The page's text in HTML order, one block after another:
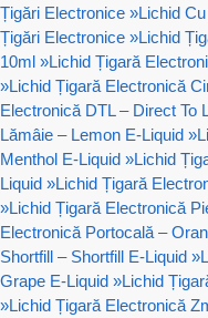
Țigări Electronice »Lichid
Țigări Electronice »Lichid
10ml »Lichid Țigară
»Lichid Țigară Electronică
Electronică DTL – Direct To
Lămâie – Lemon E-Liquid »
Menthol E-Liquid »Lichid
Liquid »Lichid Țigară
»Lichid Țigară Electronică
Electronică Portocală –
Shortfill – Shortfill E-Liquid »
Grape E-Liquid »Lichid
»Lichid Țigară Electronică